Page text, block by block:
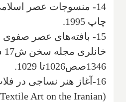
14- منسوجات عصر
چاپ 1995.
‌15- بافته‌های ‌عصر صفوی‌
1346صص1026تا 1029.
(
Art on the Iranian